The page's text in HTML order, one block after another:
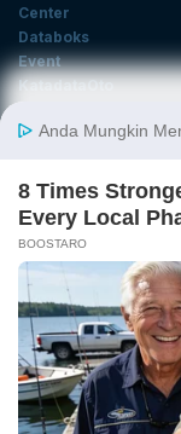
Center
Databoks
Event
KatadataOto
Email
Tentang Katadata
©2026